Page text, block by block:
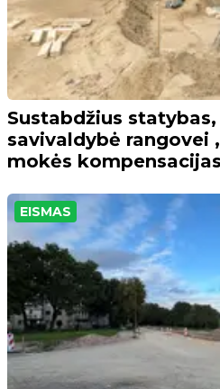
Sustabdžius statybas,
savivaldybė rangovei
mokės kompensacijas
EISMAS